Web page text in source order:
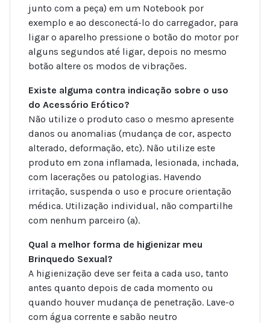
junto com a peça) em um Notebook por
exemplo e ao desconectá-lo do carregador, para
ligar o aparelho pressione o botão do motor por
alguns segundos até ligar, depois no mesmo
botão altere os modos de vibrações.
Existe alguma contra indicação sobre o uso
do Acessório Erótico?
Não utilize o produto caso o mesmo apresente
danos ou anomalias (mudança de cor, aspecto
alterado, deformação, etc). Não utilize este
produto em zona inflamada, lesionada, inchada,
com lacerações ou patologias. Havendo
irritação, suspenda o uso e procure orientação
médica. Utilização individual, não compartilhe
com nenhum parceiro (a).
Qual a melhor forma de higienizar meu
Brinquedo Sexual?
A higienização deve ser feita a cada uso, tanto
antes quanto depois de cada momento ou
quando houver mudança de penetração. Lave-o
com água corrente e sabão neutro